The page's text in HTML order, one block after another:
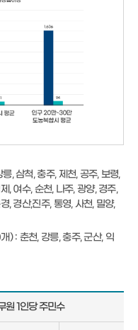
, 삼척, 충주, 제천, 공주, 보령,
, 여수, 순천, 나주, 광양, 경주,
, 경산,진주, 통영, 사천, 밀양,
: 춘천, 강릉, 충주, 군산, 익
원 1인당 주민수